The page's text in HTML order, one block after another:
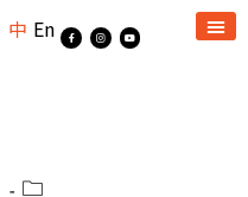
中 En